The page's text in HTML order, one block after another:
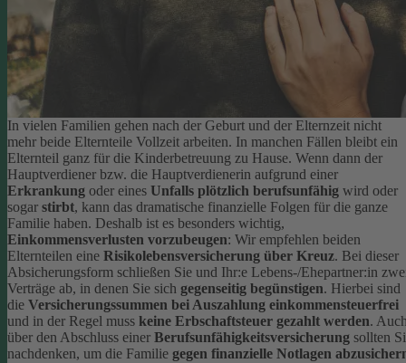
In vielen Familien gehen nach der Geburt und der Elternzeit nicht
mehr beide Elternteile Vollzeit arbeiten. In manchen Fällen bleibt ein
Elternteil ganz für die Kinderbetreuung zu Hause. Wenn dann der
Hauptverdiener bzw. die Hauptverdienerin aufgrund einer
Erkrankung oder eines Unfalls plötzlich berufsunfähig wird oder
sogar stirbt, kann das dramatische finanzielle Folgen für die ganze
Familie haben. Deshalb ist es besonders wichtig,
Einkommensverlusten vorzubeugen: Wir empfehlen beiden
Elternteilen eine Risikolebensversicherung über Kreuz. Bei dieser
Absicherungsform schließen Sie und Ihr:e Lebens-/Ehepartner:in
Verträge ab, in denen Sie sich gegenseitig begünstigen. Hierbei sind
die Versicherungssummen bei Auszahlung einkommensteuerfrei
und in der Regel muss keine Erbschaftsteuer gezahlt werden.
über den Abschluss einer Berufsunfähigkeitsversicherung sollten
nachdenken, um die Familie gegen finanzielle Notlagen